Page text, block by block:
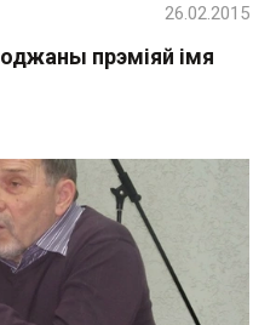
прэміяй імя
26.02.2015